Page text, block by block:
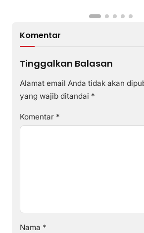
Komentar
Tinggalkan Balasan
Alamat email Anda tidak akan
yang wajib ditandai *
Komentar *
Nama *